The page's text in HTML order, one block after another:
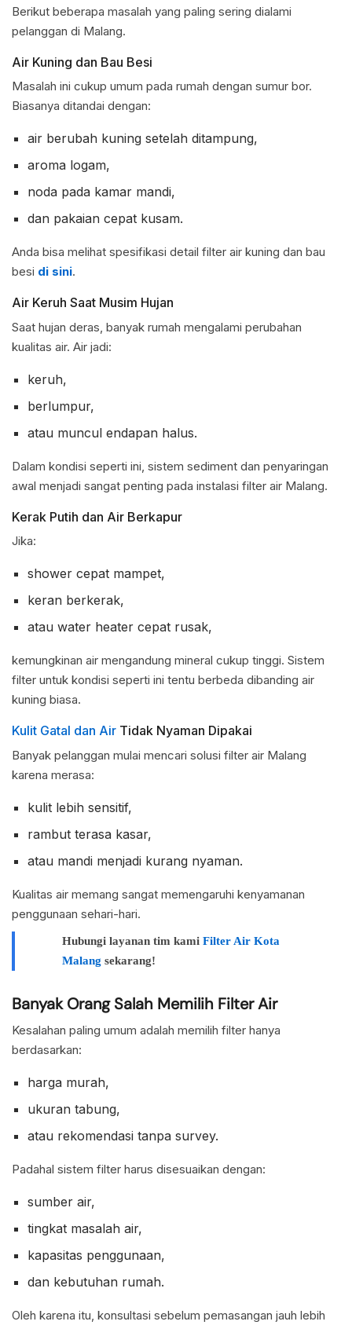
Berikut beberapa masalah yang paling sering dialami
pelanggan di Malang.
Air Kuning dan Bau Besi
Masalah ini cukup umum pada rumah dengan sumur bor.
Biasanya ditandai dengan:
air berubah kuning setelah ditampung,
aroma logam,
noda pada kamar mandi,
dan pakaian cepat kusam.
Anda bisa melihat spesifikasi detail filter air kuning dan bau
besi di sini.
Air Keruh Saat Musim Hujan
Saat hujan deras, banyak rumah mengalami perubahan
kualitas air. Air jadi:
keruh,
berlumpur,
atau muncul endapan halus.
Dalam kondisi seperti ini, sistem sediment dan penyaringan
awal menjadi sangat penting pada instalasi filter air Malang.
Kerak Putih dan Air Berkapur
Jika:
shower cepat mampet,
keran berkerak,
atau water heater cepat rusak,
kemungkinan air mengandung mineral cukup tinggi. Sistem
filter untuk kondisi seperti ini tentu berbeda dibanding air
kuning biasa.
Kulit Gatal dan Air Tidak Nyaman Dipakai
Banyak pelanggan mulai mencari solusi filter air Malang
karena merasa:
kulit lebih sensitif,
rambut terasa kasar,
atau mandi menjadi kurang nyaman.
Kualitas air memang sangat memengaruhi kenyamanan
penggunaan sehari-hari.
Hubungi layanan tim kami Filter Air Kota
Malang sekarang!
Banyak Orang Salah Memilih Filter Air
Kesalahan paling umum adalah memilih filter hanya
berdasarkan:
harga murah,
ukuran tabung,
atau rekomendasi tanpa survey.
Padahal sistem filter harus disesuaikan dengan:
sumber air,
tingkat masalah air,
kapasitas penggunaan,
dan kebutuhan rumah.
Oleh karena itu, konsultasi sebelum pemasangan jauh lebih